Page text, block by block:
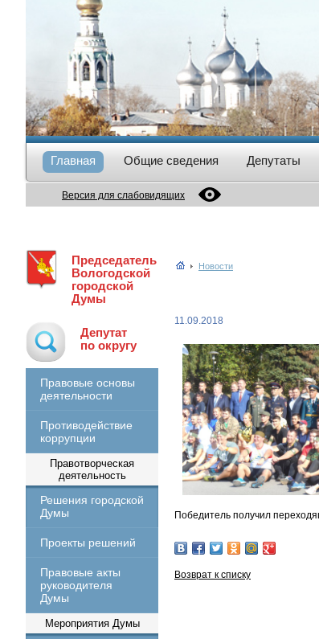
Главная Общие сведения Депутаты
Версия для слабовидящих
Председатель
Вологодской
городской
Думы
Депутат
по округу
Правовые основы
деятельности
Противодействие
коррупции
Правотворческая
деятельность
Решения городской
Думы
Проекты решений
Правовые акты
руководителя
Думы
Мероприятия Думы
Новости
11.09.2018
Победитель получил
Возврат к списку